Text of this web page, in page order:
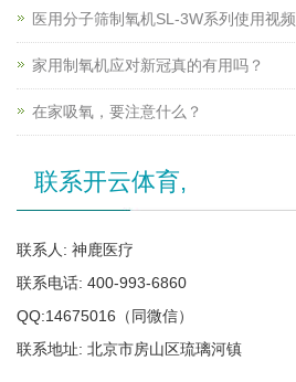
医用分子筛制氧机SL-3W系列使用视频
家用制氧机应对新冠真的有用吗？
在家吸氧，要注意什么？
联系开云体育,
联系人: 神鹿医疗
联系电话: 400-993-6860
QQ:14675016（同微信）
联系地址: 北京市房山区琉璃河镇